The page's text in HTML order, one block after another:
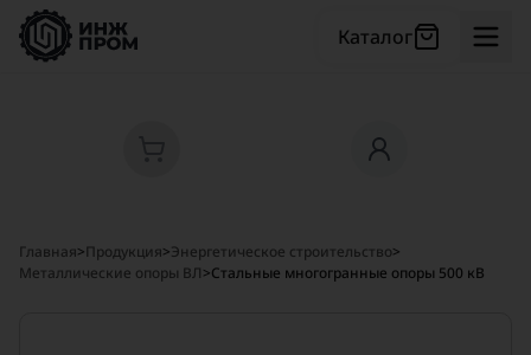
Каталог
Главная>Продукция>Энергетическое строительство>
Металлические опоры ВЛ>Стальные многогранные опоры 500 кВ